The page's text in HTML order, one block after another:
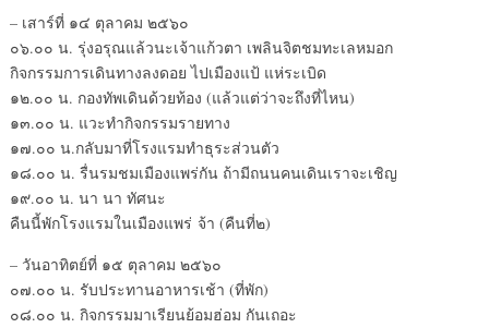
– เสาร์ที่ ๑๔ ตุลาคม ๒๕๖๐
๐๖.๐๐ น. รุ่งอรุณแล้วนะเจ้าแก้วตา เพลินจิตชมทะเลหมอก
กิจกรรมการเดินทางลงดอย ไปเมืองแป้ แห่ระเบิด
๑๒.๐๐ น. กองทัพเดินด้วยท้อง (แล้วแต่ว่าจะถึงที่ไหน)
๑๓.๐๐ น. แวะทำกิจกรรมรายทาง
๑๗.๐๐ น.กลับมาที่โรงแรมทำธุระส่วนตัว
๑๘.๐๐ น. รื่นรมชมเมืองแพร่กัน ถ้ามีถนนคนเดินเราจะเชิญ
๑๙.๐๐ น. นา นา ทัศนะ
คืนนี้พักโรงแรมในเมืองแพร่ จ้า (คืนที่๒)
– วันอาทิตย์ที่ ๑๕ ตุลาคม ๒๕๖๐
๐๗.๐๐ น. รับประทานอาหารเช้า (ที่พัก)
๐๘.๐๐ น. กิจกรรมมาเรียนย้อมฮ่อม กันเถอะ